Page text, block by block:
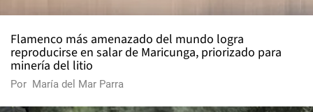
Flamenco más amenazado del mundo logra
reproducirse en salar de Maricunga, priorizado para
minería del litio
Por María del Mar Parra